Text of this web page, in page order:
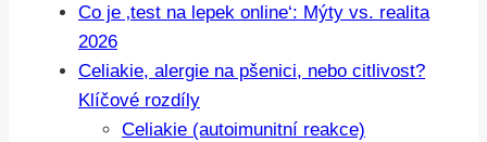
Co je ‚test na lepek online‘: Mýty vs. realita
2026
Celiakie, alergie na pšenici, nebo citlivost?
Klíčové rozdíly
Celiakie (autoimunitní reakce)